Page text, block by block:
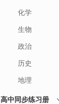
化学
生物
政治
历史
地理
高中同步练习册